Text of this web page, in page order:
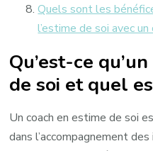
Quels sont les
l’estime de soi avec
Qu’est-ce
de soi et quel
Un coach en estime de soi
dans l’accompagnement